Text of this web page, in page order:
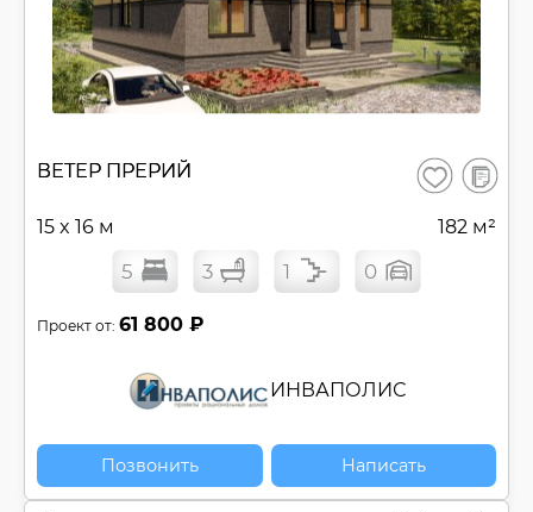
ВЕТЕР ПРЕРИЙ Сохранить
В
15 x 16 м 182 м²
5 3 1 0
Проект от: 61 800 ₽
ИНВАПОЛИС
Позвонить Написать